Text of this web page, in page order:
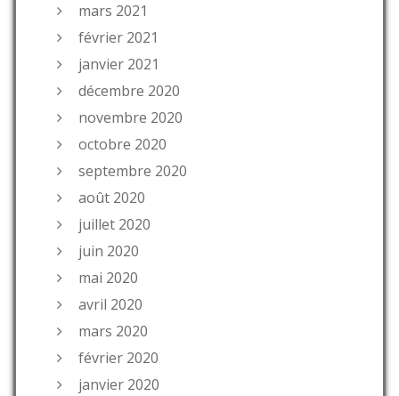
mars 2021
février 2021
janvier 2021
décembre 2020
novembre 2020
octobre 2020
septembre 2020
août 2020
juillet 2020
juin 2020
mai 2020
avril 2020
mars 2020
février 2020
janvier 2020